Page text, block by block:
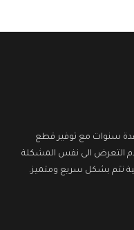
عدة سنوات مع توفير قطع
التعرض الى نفس المشكلة
تتم بشكل سريع ومتميز.